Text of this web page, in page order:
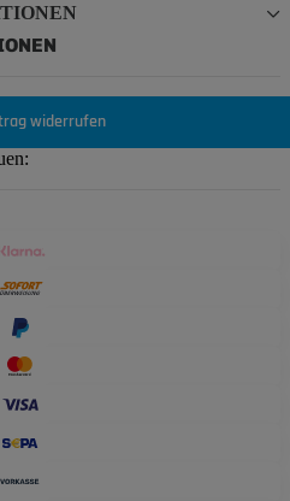
widerrufen